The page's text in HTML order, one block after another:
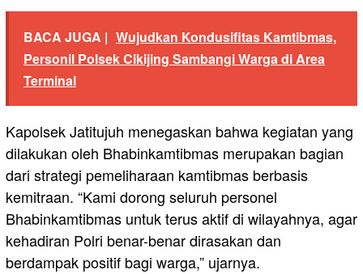
BACA JUGA | Wujudkan Kondusifitas Kamtibmas,
Personil Polsek Cikijing Sambangi Warga di Area
Terminal
Kapolsek Jatitujuh menegaskan bahwa kegiatan yang
dilakukan oleh Bhabinkamtibmas merupakan bagian
dari strategi pemeliharaan kamtibmas berbasis
kemitraan. “Kami dorong seluruh personel
Bhabinkamtibmas untuk terus aktif di wilayahnya, agar
kehadiran Polri benar-benar dirasakan dan
berdampak positif bagi warga,” ujarnya.